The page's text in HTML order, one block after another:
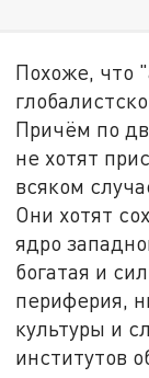
Похоже, что
Причём по
не хотят
всяком
Они хотят
ядро
богатая и
периферия,
культуры и
институтов